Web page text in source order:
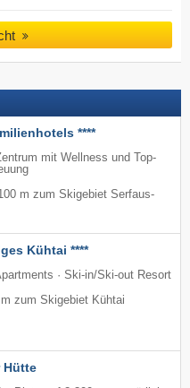
****
mit Wellness und Top-
m zum Skigebiet Serfaus-
Kühtai ****
· Ski-in/Ski-out Resort
zum Skigebiet Kühtai
Hütte